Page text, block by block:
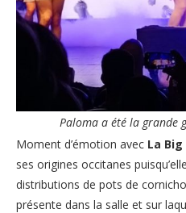
Paloma a été la grande
Moment d’émotion avec La
ses origines occitanes
distributions de pots de
présente dans la salle et sur